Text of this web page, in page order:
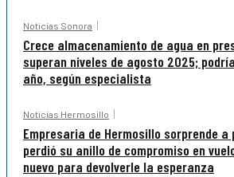
Noticias Sonora
Crece almacenamiento de agua en
superan niveles de agosto 2025;
año, según especialista
Noticias Hermosillo
Empresaria de Hermosillo sorprende a
perdió su anillo de compromiso en
nuevo para devolverle la esperanza